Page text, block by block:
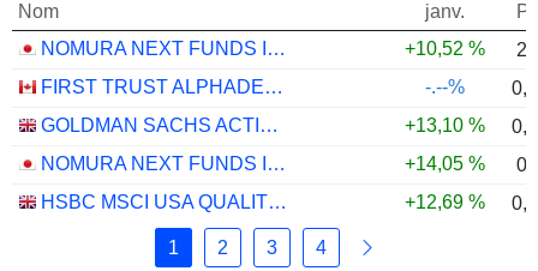
Nom
janv.
NOMURA NEXT FUNDS INTERNATIONAL EQUITY MSCI-KOKUSAI (YEN-HEDGED) ETF - JPY
+10,52 %
FIRST TRUST ALPHADEX U.S. HEALTH CARE SECTOR INDEX ETF - CAD HEDGED
-.--%
GOLDMAN SACHS ACTIVEBETA PARIS-ALIGNED SUSTAINABLE US LARGE CAP EQUITY UCITS ETF - USD
+13,10 %
NOMURA NEXT FUNDS INTERNATIONAL EQUITY MSCI-KOKUSAI (UNHEDGED) ETF - JPY
+14,05 %
HSBC MSCI USA QUALITY UCITS ETF - USD
+12,69 %
1 2 3 4